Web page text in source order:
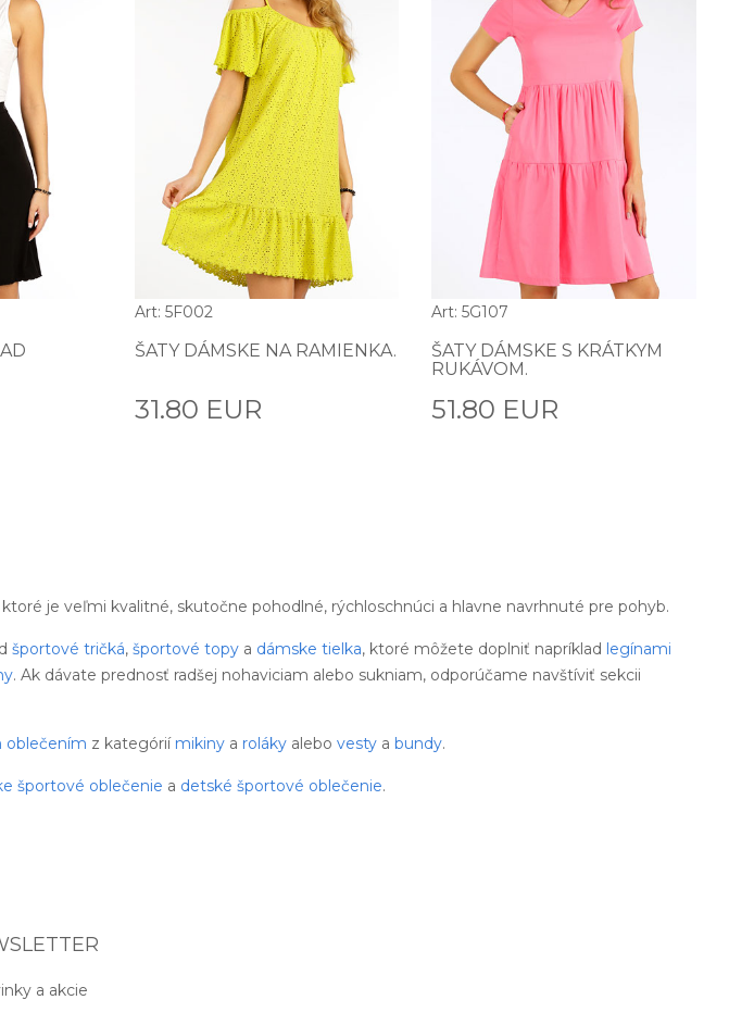
Art: 5F002
ŠATY DÁMSKE NA RAMIENKA.
31.80 EUR
Art: 5G107
ŠATY DÁMSKE S KRÁTKYM
RUKÁVOM.
51.80 EUR
ktoré je veľmi kvalitné, skutočne pohodlné, rýchloschnúci a hlavne navrhnuté pre pohyb.
športové tričká, športové topy a dámske tielka, ktoré môžete doplniť napríklad legínami
. Ak dávate prednosť radšej nohaviciam alebo sukniam, odporúčame navštíviť sekcii
oblečením z kategórií mikiny a roláky alebo vesty a bundy.
športové oblečenie a detské športové oblečenie.
a akcie